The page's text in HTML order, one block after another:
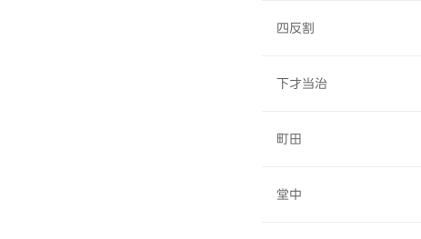
四反割
下才当治
町田
堂中